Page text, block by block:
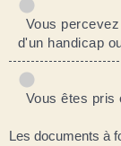
Vous
d'un handicap
Vous êtes pris
Les documents à